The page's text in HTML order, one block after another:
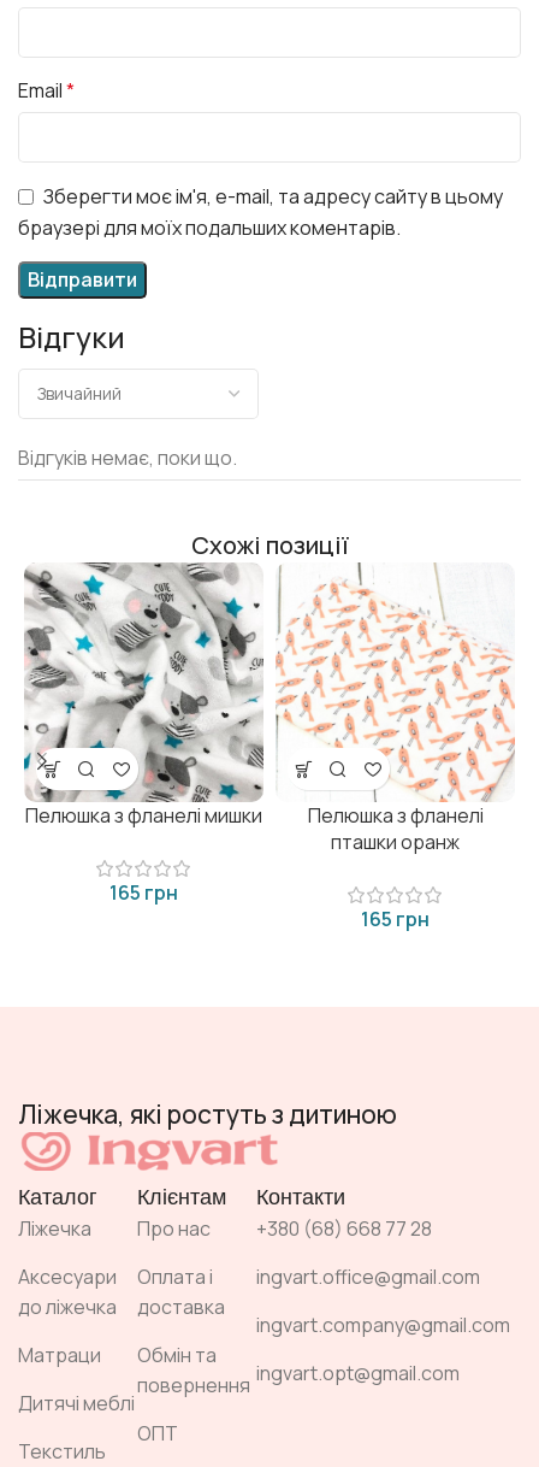
Відгуки
Відгуків немає, поки що.
Email*
Зберегти моє ім'я, e-mail, та адресу сайту в цьому
браузері для моїх подальших коментарів.
Схожі позиції
Пелюшка з фланелі мишки
грн
Пелюшка з фланелі
пташки оранж
грн
Ліжечка, які ростуть з дитиною
Каталог
Ліжечка
Аксесуари
до ліжечка
Матраци
Дитячі меблі
Текстиль
Клієнтам
Про нас
Оплата і
доставка
Обмін та
повернення
ОПТ
Контакти
+380 (68) 668 77 28
ingvart.office@gmail.com
ingvart.company@gmail.com
ingvart.opt@gmail.com